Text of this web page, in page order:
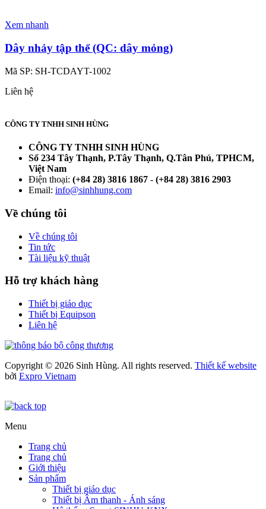
Xem nhanh
Dây nhảy tập thể (QC: dây mỏng)
Mã SP: SH-TCDAYT-1002
Liên hệ
CÔNG TY TNHH SINH HÙNG
CÔNG TY TNHH SINH HÙNG
Số 234 Tây Thạnh, P.Tây Thạnh, Q.Tân Phú, TPHCM,
Việt Nam
Điện thoại: (+84 28) 3816 1867 - (+84 28) 3816 2903
Email: info@sinhhung.com
Về chúng tôi
Về chúng tôi
Tin tức
Tài liệu kỹ thuật
Hỗ trợ khách hàng
Thiết bị giáo dục
Thiết bị Equipson
Liên hệ
Copyright © 2026 Sinh Hùng. All rights reserved. Thiết kế website
bởi Expro Vietnam
Menu
Trang chủ
Trang chủ
Giới thiệu
Sản phẩm
Thiết bị giáo dục
Thiết bị Âm thanh - Ánh sáng